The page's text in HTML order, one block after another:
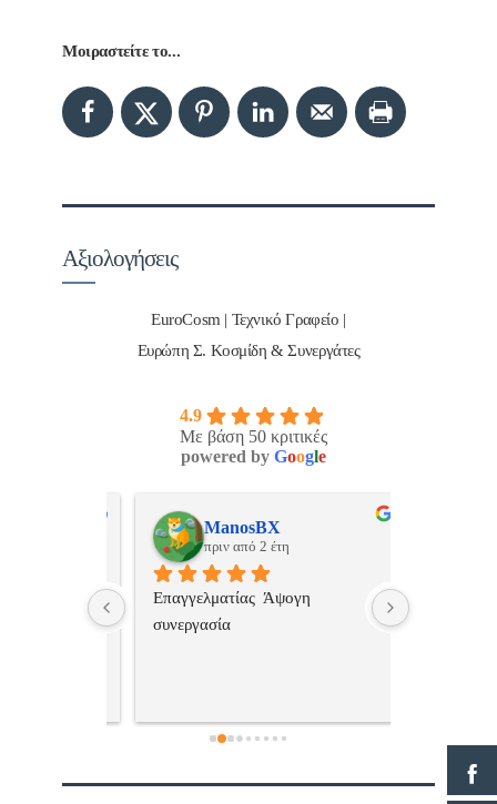
Μοιραστείτε το...
Αξιολογήσεις
EuroCosm | Τεχνικό Γραφείο |
Ευρώπη Σ. Κοσμίδη & Συνεργάτες
4.9
Με βάση 50 κριτικές
powered by Google
ManosBX
πριν από 2 έτη
Επαγγελματίας  Άψογη
συνεργασία